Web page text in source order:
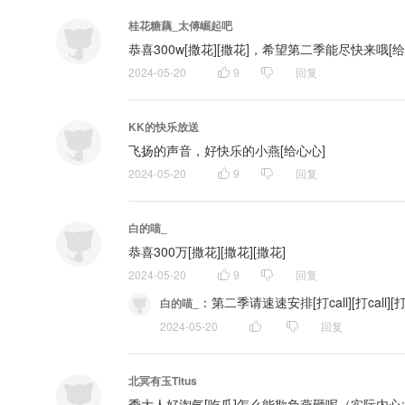
桂花糖藕_太傅崛起吧
恭喜300w[撒花][撒花]，希望第二季能尽快来哦[
2024-05-20 9 回复
KK的快乐放送
飞扬的声音，好快乐的小燕[给心心]
2024-05-20 9 回复
白的喵_
恭喜300万[撒花][撒花][撒花]
2024-05-20 9 回复
白的喵_ ： 第二季请速速安排[打call][打call][
2024-05-20 回复
北冥有玉Titus